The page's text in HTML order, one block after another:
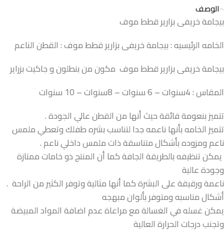
الوصف
بيجامة خريفى بزارير قطط موف
الخامه الرئيسيه : بيجامة خريفى بزارير قطط موف : القطن الناعم
بيجامة خريفى بزارير قطط موف مكون من بنطلون و جاكيت بزراير
المقاس : 4سنوات – 6 سنوات – 8سنوات – 10 سنوات
تتميز بنعومة فائقة حيث أنها من القطن عالي الجودة .
تتميز الخامه بأنها ناعمه جدا لتناسب بشره طفلك وتعطي ملمس
ناعم ومزوده بأشكال متناسقة ذات ملمس داخلي ناعم .
يمكن تنظيفه بالطريقة الجافة كما أن المنتج ذو خامات ممتازة
وجودة عالية
ناعمة ورقيقة على البشرة كما أنها مثالية وتوفر الكثير من الراحة .
أشكال مناسبه ومتوفر بألوان مبهجه
يمكن غسله في الغسالة مع مراعاة عدم اضافة المواد المبيضة
وتجنب درجات الحرارة العالية